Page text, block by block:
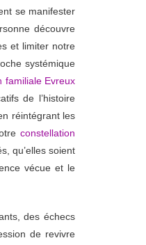
se manifester
découvre
et limiter notre
systémique
familiale Evreux
de l’histoire
réintégrant les
constellation
qu’elles soient
vécue et le
des échecs
de revivre